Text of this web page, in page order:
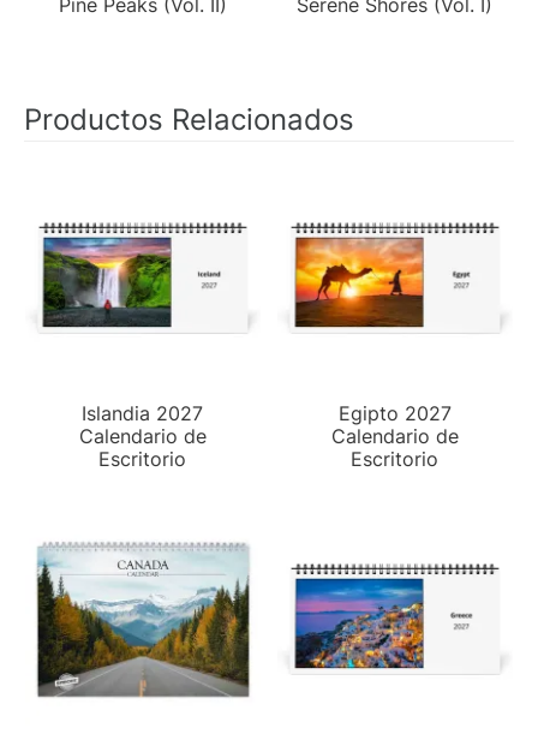
Productos Relacionados
Islandia 2027
Calendario de
Escritorio
Egipto 2027
Calendario de
Escritorio